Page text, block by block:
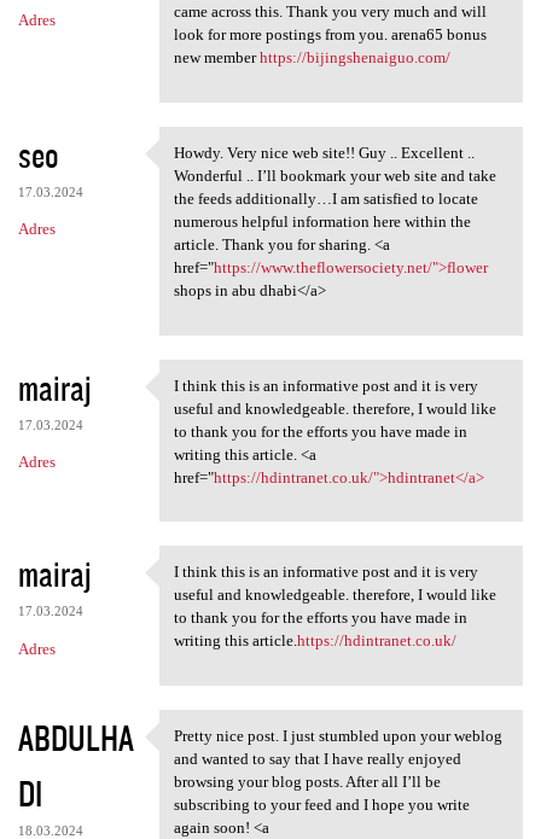
Adres
came across this. Thank you very much and will
look for more postings from you. arena65 bonus
new memberhttps://bijingshenaiguo.com/
seo
17.03.2024
Adres
Howdy. Very nice web site!!
Howdy. Very nice web site!! Guy .. Excellent ..
Wonderful .. I’ll bookmark your web site and take
the feeds additionally…I am satisfied to locate
numerous helpful information here within the
article. Thank you for sharing. <a
href="https://www.theflowersociety.net/">flower
shops in abu dhabi</a>
mairaj
17.03.2024
Adres
I think this is an
I think this is an informative post and it is very
useful and knowledgeable. therefore, I would like
to thank you for the efforts you have made in
writing this article. <a
href="https://hdintranet.co.uk/">hdintranet</a>
mairaj
17.03.2024
Adres
I think this is an
I think this is an informative post and it is very
useful and knowledgeable. therefore, I would like
to thank you for the efforts you have made in
writing this article.https://hdintranet.co.uk/
ABDULHA
DI
18.03.2024
Pretty nice post. I just
Pretty nice post. I just stumbled upon your weblog
and wanted to say that I have really enjoyed
browsing your blog posts. After all I’ll be
subscribing to your feed and I hope you write
again soon! <a